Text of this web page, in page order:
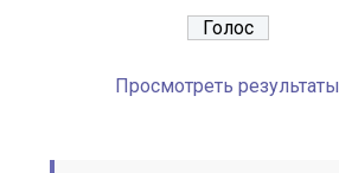
Просмотреть результаты